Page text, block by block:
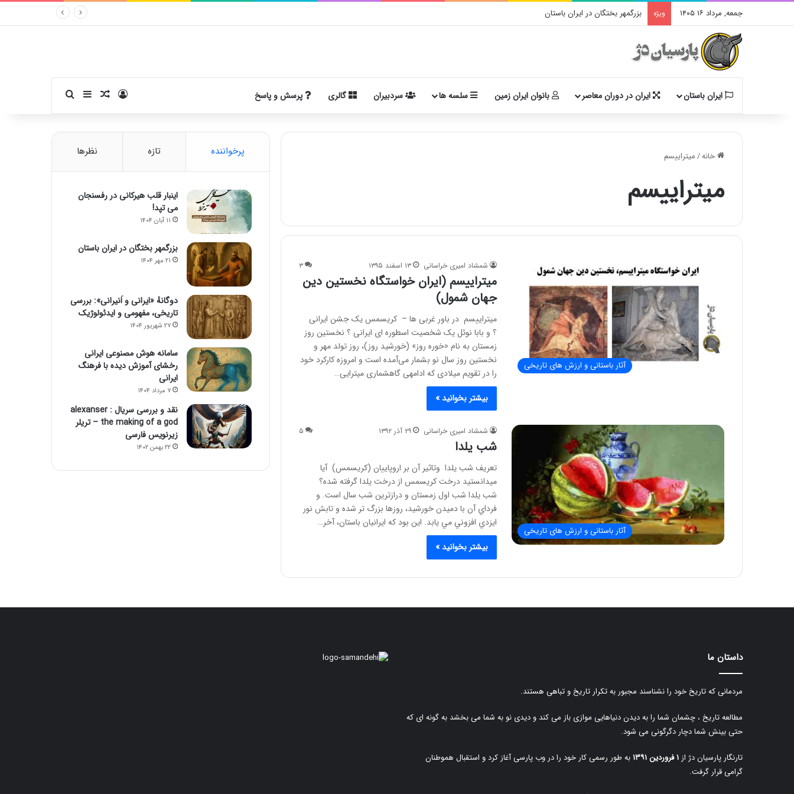
جمعه, مرداد ۱۶ ۱۴۰۵ ویژه بزرگمهر بختگان در ایران باستان
ایران باستان ایران در دوران معاصر بانوان ایران زمین سلسه ها سردبیران گالری پرسش و پاسخ ورودنوشته تصادفی
سایدبارجستجو برای
خانه/میتراییسم
میتراییسم
آثار باستانی و ارزش های تاریخی
شمشاد امیری خراسانی ۱۳ اسفند ۱۳۹۵ ۳
میتراییسم (ایران خواستگاه نخستین دین
جهان شمول)
میتراییسم در باور غربی ها – کریسمس یک جشن ایرانی
؟ و بابا نوئل یک شخصیت اسطوره ای ایرانی ؟ نخستین روز
زمستان به نام «خوره روز» (خورشید روز)، روز تولد مهر و
نخستین روز سال نو بشمار می‌آمده است و امروزه کارکرد خود
را در تقویم میلادی که ادامه­ی گاهشماری میترایی…
بیشتر بخوانید »
آثار باستانی و ارزش های تاریخی
شمشاد امیری خراسانی ۲۹ آذر ۱۳۹۲ ۵
شب یلدا
تعریف شب یلدا وتاثیر آن بر اروپاییان (کریسمس) آیا
میدانستید درخت كريسمس از درخت يلدا گرفته شده؟
شب يلدا شب اول زمستان و درازترين شب سال است. و
فرداي آن با دميدن خورشيد، روزها بزرگ تر شده و تابش نور
ايزدي افزوني مي يابد. اين بود که ايرانيان باستان، آخر…
بیشتر بخوانید »
پرخواننده تازه نظرها
اینبار قلب هیرکانی در رفسنجان
می تپد!
۱۱ آبان ۱۴۰۴
بزرگمهر بختگان در ایران باستان
۲۱ مهر ۱۴۰۴
دوگانهٔ «ایرانی و اَنیرانی»: بررسی
تاریخی، مفهومی و ایدئولوژیک
۲۷ شهریور ۱۴۰۴
سامانه هوش مصنوعی ایرانی
رخشای آموزش دیده با فرهنگ
ایرانی
۷ مرداد ۱۴۰۴
نقد و بررسی سریال alexanser :
the making of a god – تریلر
زیرنویس فارسی
۲۲ بهمن ۱۴۰۲
داستان ما
مردمانی که تاریخ خود را نشناسند مجبور به تکرار تاریخ و تباهی هستند.
مطالعه تاریخ ، چشمان شما را به دیدن دنیاهایی موازی باز می کند و دیدی نو به شما می بخشد به گونه ای که
حتی بینش شما دچار دگرگونی می شود.
تارنگار پارسیان دژ از ۱ فروردین ۱۳۹۱
به طور رسمی کار خود را در وب پارسی آغاز کرد و استقبال هموطنان
گرامی قرار گرفت.